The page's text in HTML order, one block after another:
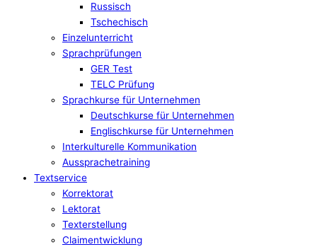
Russisch
Tschechisch
Einzelunterricht
Sprachprüfungen
GER Test
TELC Prüfung
Sprachkurse für Unternehmen
Deutschkurse für Unternehmen
Englischkurse für Unternehmen
Interkulturelle Kommunikation
Aussprachetraining
Textservice
Korrektorat
Lektorat
Texterstellung
Claimentwicklung